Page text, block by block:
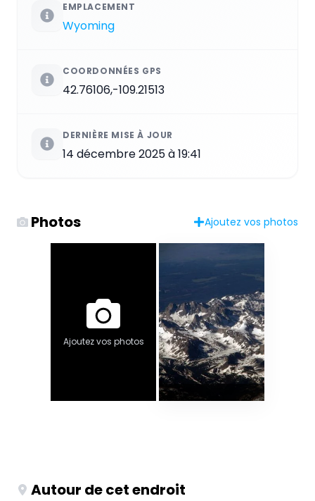
EMPLACEMENT
Wyoming
COORDONNÉES GPS
42.76106,-109.21513
DERNIÈRE MISE À JOUR
14 décembre 2025 à 19:41
Photos Ajoutez vos photos
Ajoutez vos photos
Autour de cet endroit